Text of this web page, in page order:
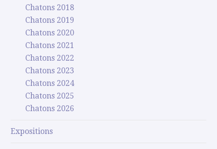
Chatons 2018
Chatons 2019
Chatons 2020
Chatons 2021
Chatons 2022
Chatons 2023
Chatons 2024
Chatons 2025
Chatons 2026
Expositions